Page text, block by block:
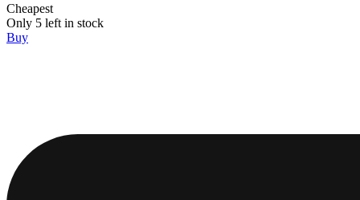
Cheapest
Only 5 left in stock
Buy